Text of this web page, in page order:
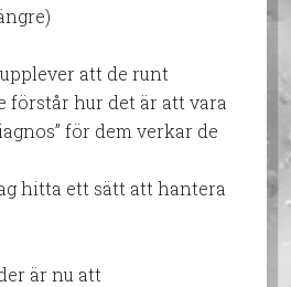
att de runt
förstår hur det är att vara
för dem verkar de
hitta ett sätt att hantera
är nu att